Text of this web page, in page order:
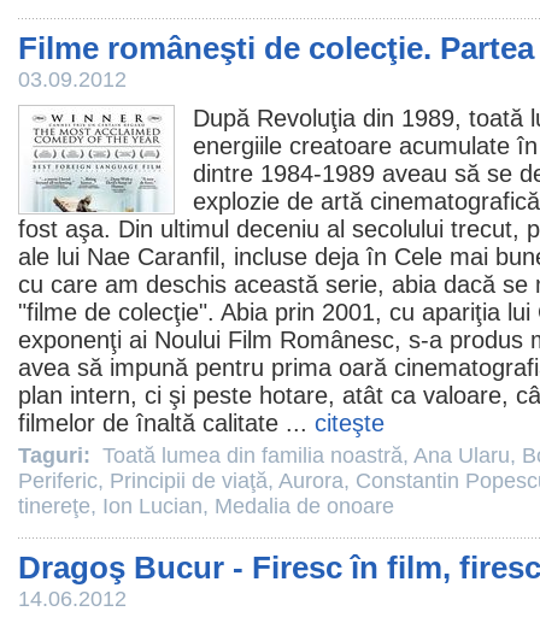
Filme româneşti de colecţie. Partea
03.09.2012
După Revoluţia din 1989, toată
energiile creatoare acumulate
dintre 1984-1989 aveau să se
explozie de artă
fost aşa. Din ultimul deceniu al secolului trecut,
ale lui Nae Caranfil , incluse deja în Cele mai
cu care am deschis această serie, abia dacă se
"filme de colecţie". Abia prin 2001, cu apariţia lui
exponenţi ai Noului Film Românesc, s-a produs
avea să impună pentru prima oară
plan intern, ci şi peste hotare, atât ca valoare,
filmelor de înaltă calitate ... citeşte
Taguri: Toată lumea din familia noastră, Ana Ularu,
Periferic, Principii de viaţă, Aurora, Constantin
tinereţe, Ion Lucian, Medalia de onoare
Dragoş Bucur - Firesc în film,
14.06.2012